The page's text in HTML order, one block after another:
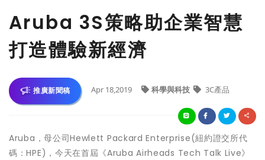
Aruba 3S策略助企業智慧
打造體驗新經濟
推廣新聞稿 Apr 18,2019 科學與科技 3C產品
Aruba，母公司Hewlett Packard Enterprise(紐約證交所代
碼：HPE)，今天在首屆《Aruba Airheads Tech Talk Live》